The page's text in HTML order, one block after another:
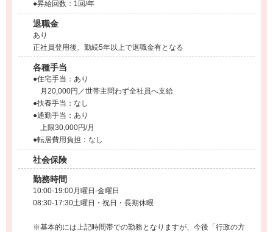
●昇給回数：1回/年
退職金
あり
正社員登用後、勤続5年以上で退職金有となる
各種手当
●住宅手当：あり
月20,000円／世帯主問わず全社員へ支給
●扶養手当：なし
●通勤手当：あり
上限30,000円/月
●転居費用負担：なし
社会保険
勤務時間
10:00-19:00月曜日-金曜日
08:30-17:30土曜日・祝日・長期休暇
※基本的には上記時間帯での勤務となりますが、今後「行政の方